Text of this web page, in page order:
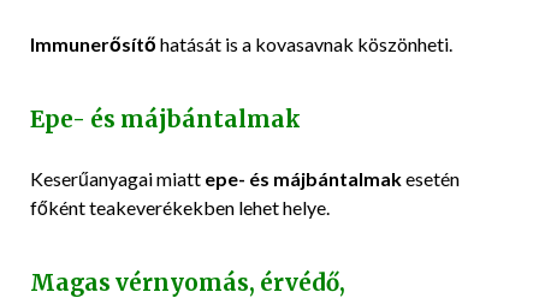
Immunerősítő hatását is a kovasavnak köszönheti.
Epe- és májbántalmak
Keserűanyagai miatt epe- és májbántalmakesetén
főként teakeverékekben lehet helye.
Magas vérnyomás, érvédő,